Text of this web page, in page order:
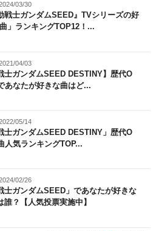
03/30
戦士ガンダムSEED』TVシリーズの好
」ランキングTOP12！...
04/03
士ガンダムSEED DESTINY】歴代O
あなたが好きな曲はど...
05/14
士ガンダムSEED DESTINY」歴代O
人気ランキングTOP...
02/26
士ガンダムSEED」であなたが好きな
誰？【人気投票実施中】